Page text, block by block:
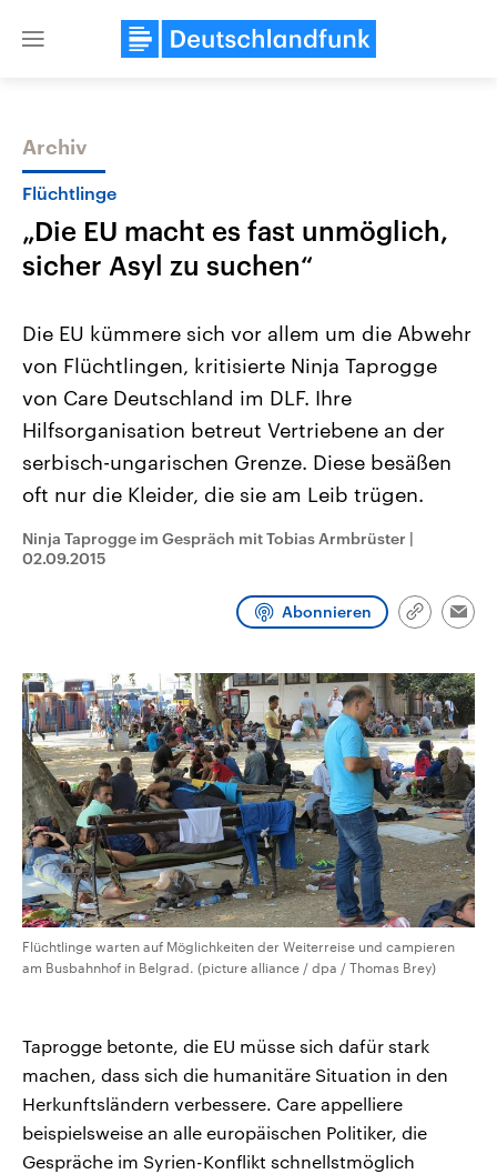
Close
Themen
Landtagswahl Sachsen-Anhalt
2026
Alle Informationen
Sachsen-Anhalt wählt am 6.
September 2026 einen neuen
Landtag. Seit 2021 wird das
Bundesland von einer Koalition aus
Umfragen, Prognosen,
Wahlprogramme, aktuelle Berichte
und Hintergründe zu den Parteien
USA
Aktuelle Beiträge,
Hintergründe
Wirtschaftlich und
gehören die Vereinigten
den mächtigsten Ländern
mit großem Einfluss auf
aktuelle Weltgeschehen.
Sendungen
Archiv
Flüchtlinge
„Die EU macht es fast unmöglich,
sicher Asyl zu suchen“
Die EU kümmere sich vor allem um die Abwehr
von Flüchtlingen, kritisierte Ninja Taprogge
von Care Deutschland im DLF. Ihre
Hilfsorganisation betreut Vertriebene an der
serbisch-ungarischen Grenze. Diese besäßen
oft nur die Kleider, die sie am Leib trügen.
Ninja Taprogge im Gespräch mit Tobias Armbrüster |
02.09.2015
Abonnieren
Link
Flüchtlinge warten auf Möglichkeiten der Weiterreise und campieren
am Busbahnhof in Belgrad. (picture alliance / dpa / Thomas Brey)
Taprogge betonte, die EU müsse sich dafür stark
machen, dass sich die humanitäre Situation in den
Herkunftsländern verbessere. Care appelliere
beispielsweise an alle europäischen Politiker, die
Gespräche im Syrien-Konflikt schnellstmöglich